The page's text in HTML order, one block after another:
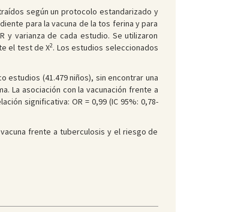
según un protocolo estandarizado y
para la vacuna de la tos ferina y para
y varianza de cada estudio. Se utilizaron
el test de Χ2. Los estudios seleccionados
estudios (41.479 niños), sin encontrar una
La asociación con la vacunación frente a
significativa: OR = 0,99 (IC 95%: 0,78-
frente a tuberculosis y el riesgo de